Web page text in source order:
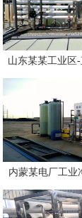
山东某某工业区
内蒙某电厂工业